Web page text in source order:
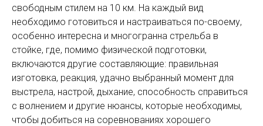
свободным стилем на 10 км. На каждый вид
необходимо готовиться и настраиваться по-своему,
особенно интересна и многогранна стрельба в
стойке, где, помимо физической подготовки,
включаются другие составляющие: правильная
изготовка, реакция, удачно выбранный момент для
выстрела, настрой, дыхание, способность справиться
с волнением и другие нюансы, которые необходимы,
чтобы добиться на соревнованиях хорошего